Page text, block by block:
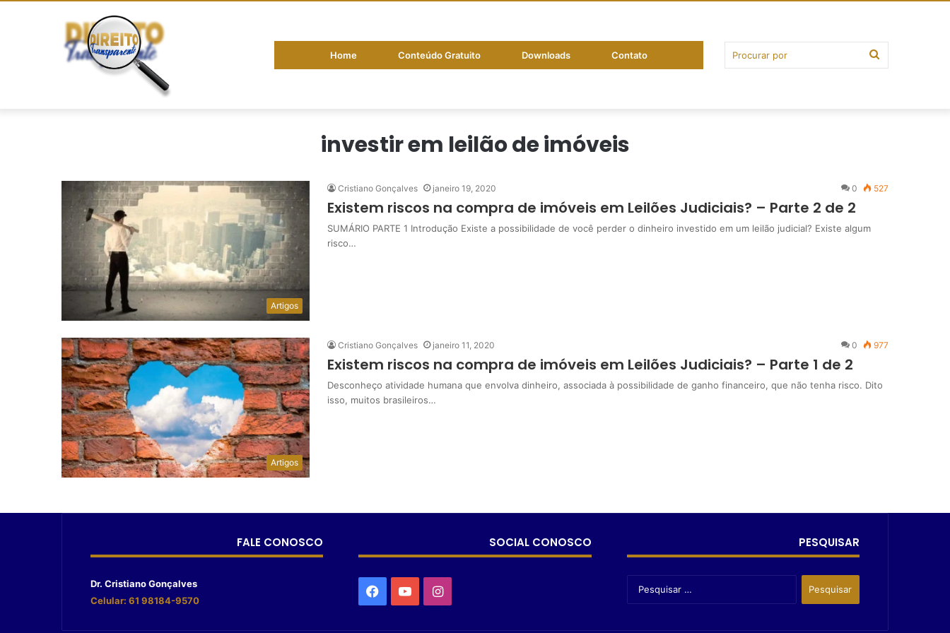
Home Conteúdo Gratuito Downloads Contato
investir em leilão de imóveis
Artigos
Cristiano Gonçalves janeiro 19, 2020 0 527
Existem riscos na compra de imóveis em Leilões Judiciais? – Parte 2 de 2
SUMÁRIO PARTE 1 Introdução Existe a possibilidade de você perder o dinheiro investido em um leilão judicial? Existe algum
risco…
Artigos
Cristiano Gonçalves janeiro 11, 2020 0 977
Existem riscos na compra de imóveis em Leilões Judiciais? – Parte 1 de 2
Desconheço atividade humana que envolva dinheiro, associada à possibilidade de ganho financeiro, que não tenha risco. Dito
isso, muitos brasileiros…
FALE CONOSCO
Dr. Cristiano Gonçalves
Celular: 61 98184-9570
SOCIAL CONOSCO PESQUISAR